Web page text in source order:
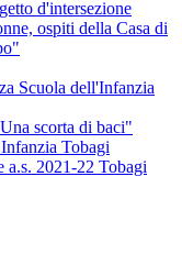
d'intersezione
ospiti della Casa di
Scuola dell'Infanzia
scorta di baci"
Tobagi
2021-22 Tobagi